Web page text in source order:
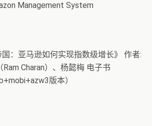
Management System
国：亚马逊如何实现指数级增长》 作者:
Ram Charan）、杨懿梅 电子书
版本）